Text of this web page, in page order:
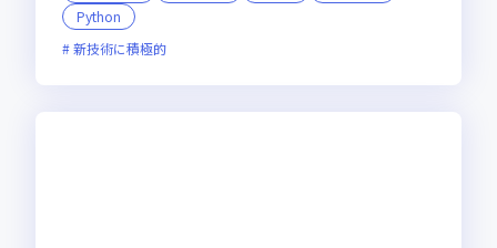
Python
新技術に積極的